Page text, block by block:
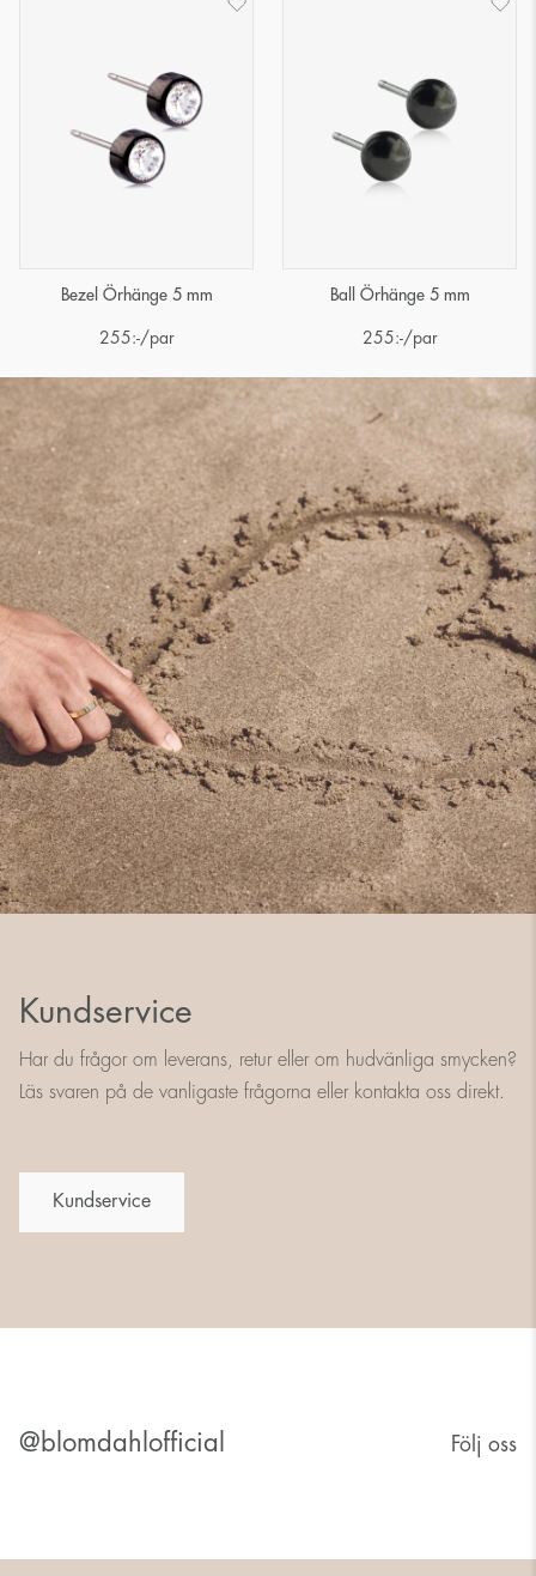
Bezel Örhänge 5 mm
255:-/par
Ball Örhänge 5 mm
255:-/par
Kundservice
Har du frågor om leverans, retur eller om hudvänliga smycken?
Läs svaren på de vanligaste frågorna eller kontakta oss direkt.
Kundservice
@blomdahlofficial Följ oss